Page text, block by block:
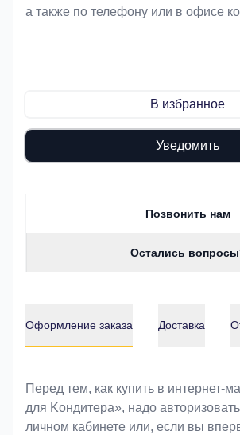
а также по телефону или в офисе
В избранное
Уведомить
Позвонить нам
Остались
Оформление заказа Доставка
Оформление заказа
Перед тем, как купить в интернет-
для Koндитeрa», надо
личном кабинете или, если вы